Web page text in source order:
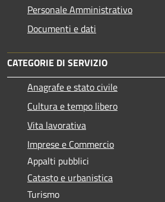
Personale Amministrativo
Documenti e dati
CATEGORIE DI SERVIZIO
Anagrafe e stato civile
Cultura e tempo libero
Vita lavorativa
Imprese e Commercio
Appalti pubblici
Catasto e urbanistica
Turismo